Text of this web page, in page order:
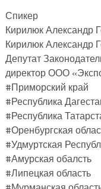
Спикер
Кирилюк Александр
Кирилюк Александр
Депутат
директор ООО
#Приморский край
#Республика
#Республика
#Оренбургская
#Удмуртская
#Амурская обалсть
#Липецкая область